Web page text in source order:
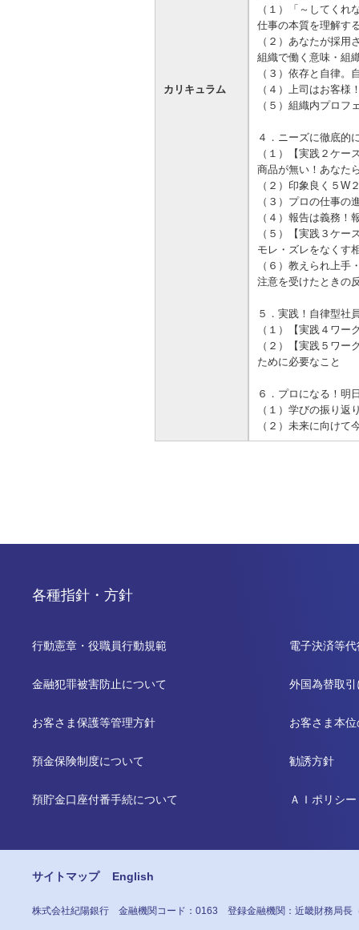
カリキュラム
（１）「～してくれ
仕事の本質を理解す
（２）あなたが採用
組織で働く意味・組
（３）依存と自律
（４）上司はお客
（５）組織内プロ
４．ニーズに徹底的
（１）【実践２ケー
商品が無い！あなた
（２）印象良く５W
（３）プロの仕事
（４）報告は義務！
（５）【実践３ケ
モレ・ズレをなくす
（６）教えられ上手
注意を受けたときの
５．実践！自律型社
（１）【実践４ワー
（２）【実践５ワー
ために必要なこと
６．プロになる！明
（１）学びの振り返
（２）未来に向けて
各種指針・方針
行動憲章・役職員行動規範
金融犯罪被害防止について
お客さま保護等管理方針
預金保険制度について
預貯金口座付番手続について
電子決済等
外国為替取
お客さま本
勧誘方針
ＡＩポリシー
サイトマップ English
株式会社紀陽銀行 金融機関コード：0163 登録金融機関：近畿財務局長